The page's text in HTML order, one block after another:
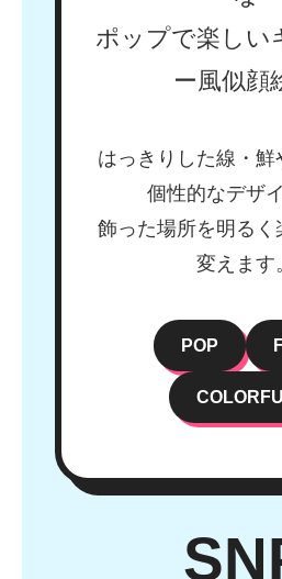
ポップで楽しい
ー風似顔
はっきりした線・鮮
個性的なデザ
飾った場所を明るく
変えます
POP